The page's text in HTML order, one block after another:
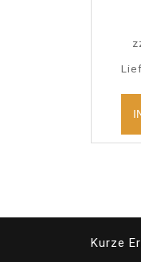
Kurze